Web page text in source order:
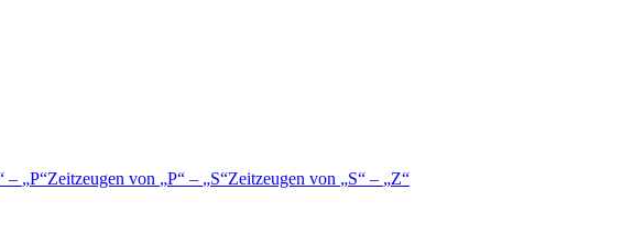
– P Zeitzeugen von P – S Zeitzeugen von S –
Z